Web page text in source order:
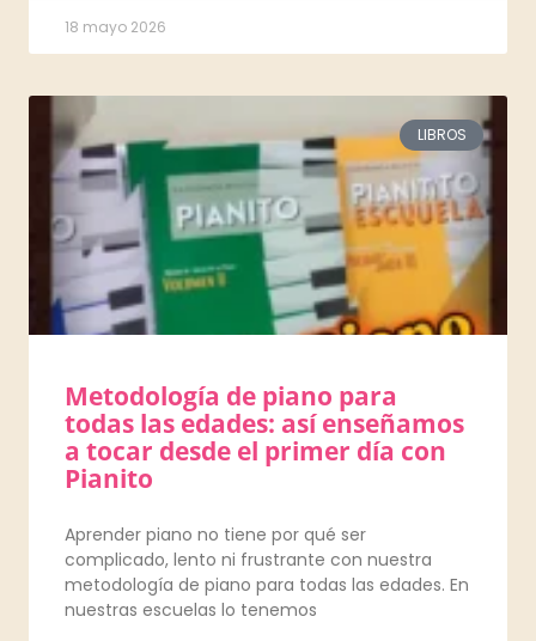
18 mayo 2026
LIBROS
Metodología de piano para
todas las edades: así enseñamos
a tocar desde el primer día con
Pianito
Aprender piano no tiene por qué ser
complicado, lento ni frustrante con nuestra
metodología de piano para todas las edades. En
nuestras escuelas lo tenemos